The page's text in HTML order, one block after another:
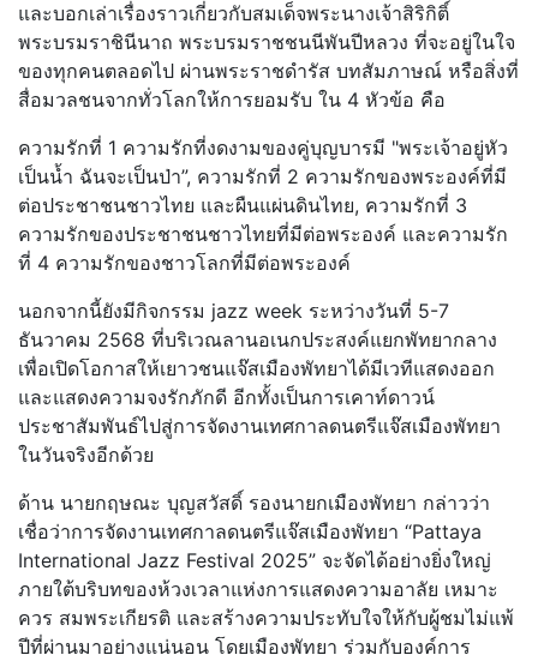
และบอกเล่าเรื่องราวเกี่ยวกับสมเด็จพระนางเจ้าสิริกิติ์
พระบรมราชินีนาถ พระบรมราชชนนีพันปีหลวง ที่จะอยู่ในใจ
ของทุกคนตลอดไป ผ่านพระราชดำรัส บทสัมภาษณ์ หรือสิ่งที่
สื่อมวลชนจากทั่วโลกให้การยอมรับ ใน 4 หัวข้อ คือ
ความรักที่ 1 ความรักที่งดงามของคู่บุญบารมี "พระเจ้าอยู่หัว
เป็นน้ำ ฉันจะเป็นป่า”, ความรักที่ 2 ความรักของพระองค์ที่มี
ต่อประชาชนชาวไทย และผืนแผ่นดินไทย, ความรักที่ 3
ความรักของประชาชนชาวไทยที่มีต่อพระองค์ และความรัก
ที่ 4 ความรักของชาวโลกที่มีต่อพระองค์
นอกจากนี้ยังมีกิจกรรม jazz week ระหว่างวันที่ 5-7
ธันวาคม 2568 ที่บริเวณลานอเนกประสงค์แยกพัทยากลาง
เพื่อเปิดโอกาสให้เยาวชนแจ๊สเมืองพัทยาได้มีเวทีแสดงออก
และแสดงความจงรักภักดี อีกทั้งเป็นการเคาท์ดาวน์
ประชาสัมพันธ์ไปสู่การจัดงานเทศกาลดนตรีแจ๊สเมืองพัทยา
ในวันจริงอีกด้วย
ด้าน นายกฤษณะ บุญสวัสดิ์ รองนายกเมืองพัทยา กล่าวว่า
เชื่อว่าการจัดงานเทศกาลดนตรีแจ๊สเมืองพัทยา “Pattaya
International Jazz Festival 2025” จะจัดได้อย่างยิ่งใหญ่
ภายใต้บริบทของห้วงเวลาแห่งการแสดงความอาลัย เหมาะ
ควร สมพระเกียรติ และสร้างความประทับใจให้กับผู้ชมไม่แพ้
ปีที่ผ่านมาอย่างแน่นอน โดยเมืองพัทยา ร่วมกับองค์การ